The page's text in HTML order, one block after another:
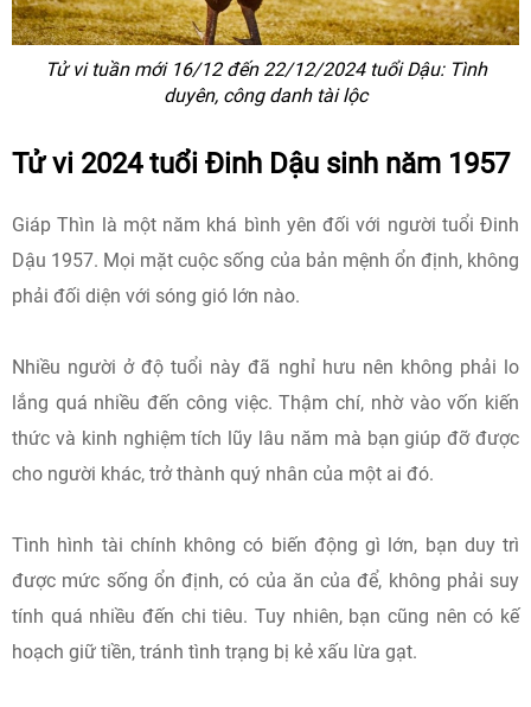
Tử vi tuần mới 16/12 đến 22/12/2024 tuổi Dậu: Tình
duyên, công danh tài lộc
Tử vi 2024 tuổi Đinh Dậu sinh năm 1957
Giáp Thìn là một năm khá bình yên đối với người tuổi Đinh
Dậu 1957. Mọi mặt cuộc sống của bản mệnh ổn định, không
phải đối diện với sóng gió lớn nào.
Nhiều người ở độ tuổi này đã nghỉ hưu nên không phải lo
lắng quá nhiều đến công việc. Thậm chí, nhờ vào vốn kiến
thức và kinh nghiệm tích lũy lâu năm mà bạn giúp đỡ được
cho người khác, trở thành quý nhân của một ai đó.
Tình hình tài chính không có biến động gì lớn, bạn duy trì
được mức sống ổn định, có của ăn của để, không phải suy
tính quá nhiều đến chi tiêu. Tuy nhiên, bạn cũng nên có kế
hoạch giữ tiền, tránh tình trạng bị kẻ xấu lừa gạt.